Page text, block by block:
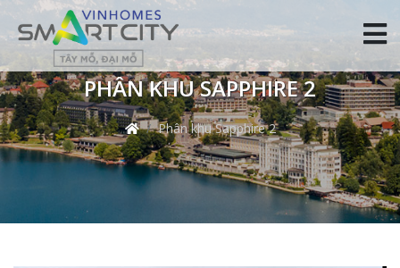
PHÂN KHU SAPPHIRE 2
Phân khu Sapphire 2